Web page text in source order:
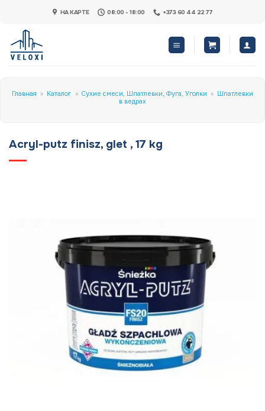
content
НА КАРТЕ 08:00 - 18:00 +373 60 44 22 77
Главная » Каталог » Сухие смеси, Шпатлевки, Фуга, Уголки » Шпатлевки
в ведрах
Acryl-putz finisz, glet , 17 kg